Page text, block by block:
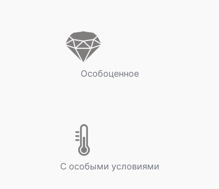
Особоценное
С особыми условиями